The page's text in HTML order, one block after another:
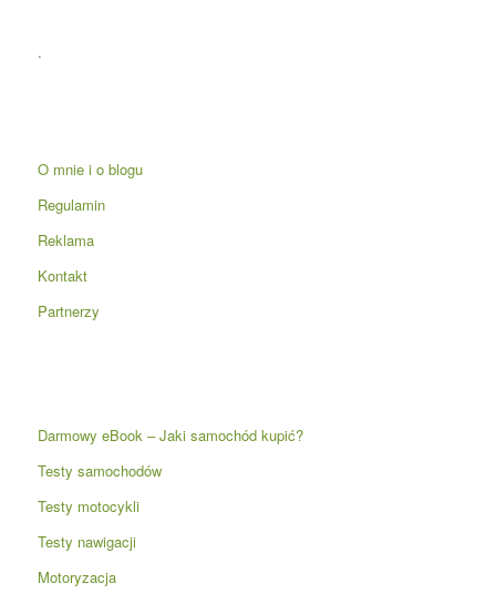
.
O mnie i o blogu
Regulamin
Reklama
Kontakt
Partnerzy
Darmowy eBook – Jaki samochód kupić?
Testy samochodów
Testy motocykli
Testy nawigacji
Motoryzacja